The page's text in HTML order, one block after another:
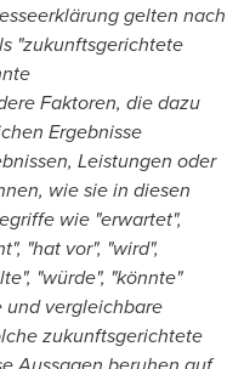
gelten nach
"zukunftsgerichtete
Faktoren, die dazu
Ergebnisse
, Leistungen oder
, wie sie in diesen
wie "erwartet",
"hat vor", "wird",
"würde", "könnte"
vergleichbare
zukunftsgerichtete